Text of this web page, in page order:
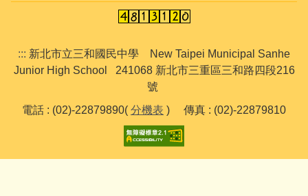
::: 新北市立三和國民中學 New Taipei Municipal Sanhe
Junior High School 241068 新北市三重區三和路四段216
號
電話 : (02)-22879890( 分機表 ) 傳真 : (02)-22879810